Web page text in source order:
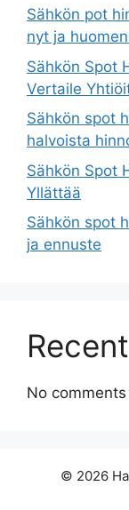
Sähkön pot
nyt ja
Sähkön Spot
Vertaile
Sähkön spot
halvoista
Sähkön Spot
Yllättää
Sähkön spot
ja ennuste
No
© 2026